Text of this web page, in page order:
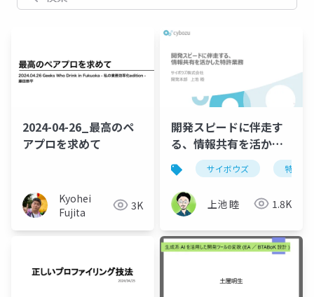
2024-04-26_最高のペ
アプロを求めて
Kyohei
Fujita
3K
開発スピードに伴走す
る、情報共有を活かし
た特許業務サイボウズ 特許
上池 睦 1.8K